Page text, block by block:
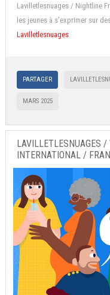
Lavilletlesnuages / Nightline
les jeunes à s’exprimer sur
Lavilletlesnuages
PARTAGER
MARS 2025
LAVILLETLESNUAGES
INTERNATIONAL /